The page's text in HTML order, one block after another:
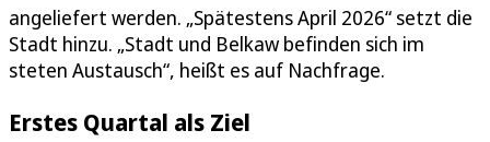
angeliefert werden. „Spätestens April 2026“ setzt die
Stadt hinzu. „Stadt und Belkaw befinden sich im
steten Austausch“, heißt es auf Nachfrage.
Erstes Quartal als Ziel